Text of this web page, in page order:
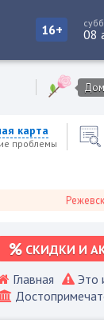
16+ 08
карта
проблемы
Режевской
СКИДКИ И
Главная Это